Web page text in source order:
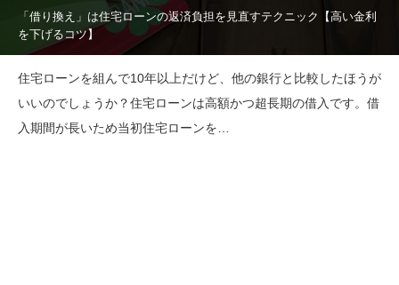
「借り換え」は住宅ローンの返済負担を見直すテクニック【高い金利
を下げるコツ】
住宅ローンを組んで10年以上だけど、他の銀行と比較したほうが
いいのでしょうか？住宅ローンは高額かつ超長期の借入です。借
入期間が長いため当初住宅ローンを…